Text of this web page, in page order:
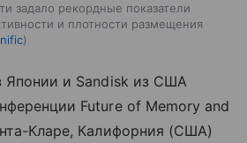
задало рекордные показатели
и плотности размещения
Японии и Sandisk из США
Future of Memory and
Кларе, Калифорния (США)